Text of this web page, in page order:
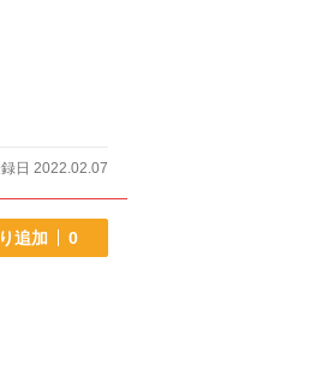
日 2022.02.07
追加 0